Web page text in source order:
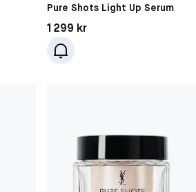
Pure Shots Light Up Serum
Pris: 1 299 kr
1 299 kr